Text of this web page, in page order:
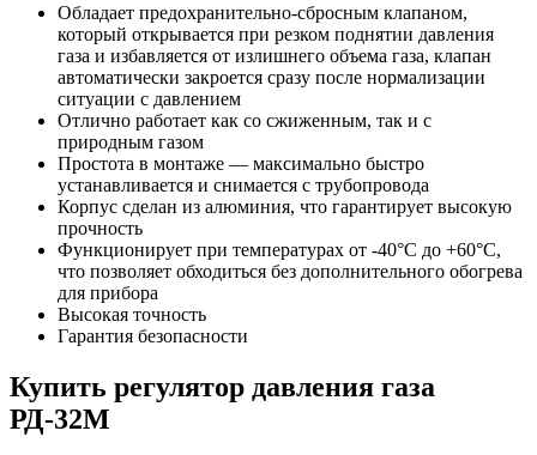
Обладает предохранительно-сбросным клапаном,
который открывается при резком поднятии давления
газа и избавляется от излишнего объема газа, клапан
автоматически закроется сразу после нормализации
ситуации с давлением
Отлично работает как со сжиженным, так и с
природным газом
Простота в монтаже — максимально быстро
устанавливается и снимается с трубопровода
Корпус сделан из алюминия, что гарантирует высокую
прочность
Функционирует при температурах от -40°С до +60°С,
что позволяет обходиться без дополнительного обогрева
для прибора
Высокая точность
Гарантия безопасности
Купить регулятор давления газа
РД-32М